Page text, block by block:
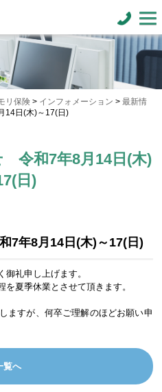
リ保険 > インフォメーション >最新情
14日(木)～17(日)
令和7年8月14日(木)
日)
7年8月14日(木)～17(日)
礼申し上げます。
夏季休業とさせて頂きます。
ますが、何卒ご理解のほどお願い申
覧へ